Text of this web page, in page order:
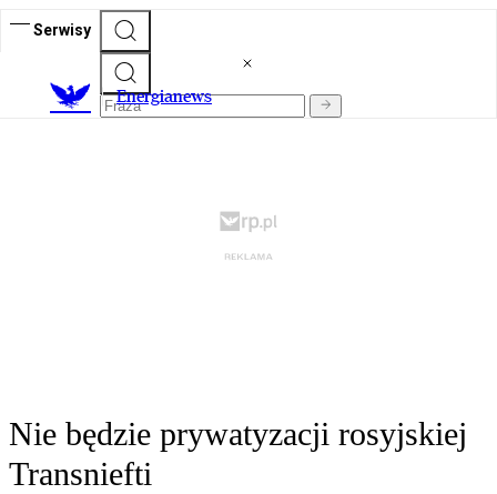
Serwisy
Energianews
Nie będzie prywatyzacji rosyjskiej
Transniefti